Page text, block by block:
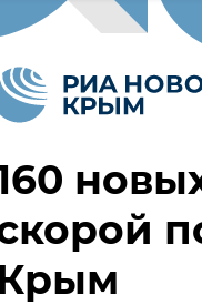
Крым